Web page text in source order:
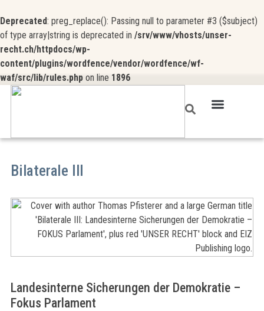
Deprecated: preg_replace(): Passing null to parameter #3 ($subject)
of type array|string is deprecated in /srv/www/vhosts/unser-
recht.ch/httpdocs/wp-
content/plugins/wordfence/vendor/wordfence/wf-
waf/src/lib/rules.php on line 1896
Bilaterale III
Landesinterne Sicherungen der Demokratie –
Fokus Parlament